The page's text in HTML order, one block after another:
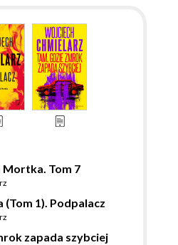
Mortka. Tom 7
1). Podpalacz
zapada szybciej